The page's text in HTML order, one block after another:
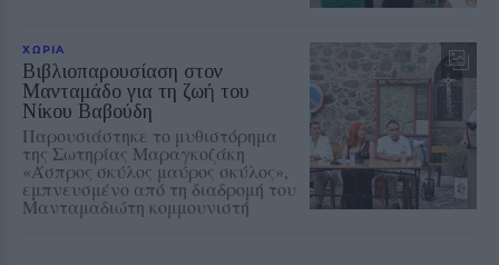
ΧΩΡΙΑ
Βιβλιοπαρουσίαση στον
Μανταμάδο για τη ζωή του
Νίκου Βαβούδη
Παρουσιάστηκε το μυθιστόρημα
της Σωτηρίας Μαραγκοζάκη
«Άσπρος σκύλος μαύρος σκύλος»,
εμπνευσμένο από τη διαδρομή του
Μανταμαδιώτη κομμουνιστή